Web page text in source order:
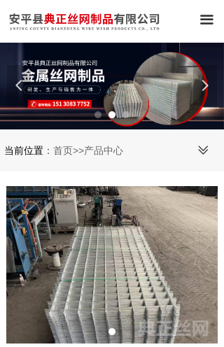
넳 넲
끀
当前位置 ： 首页>>产品中心 ꅂ